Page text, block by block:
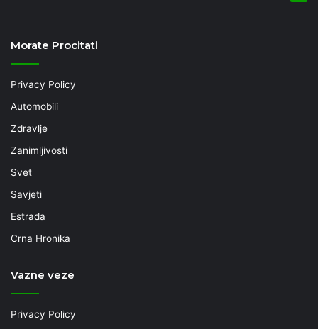
Morate Procitati
Privacy Policy
Automobili
Zdravlje
Zanimljivosti
Svet
Savjeti
Estrada
Crna Hronika
Vazne veze
Privacy Policy